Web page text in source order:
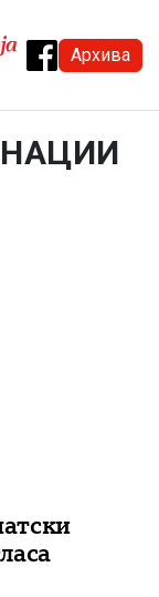
Архива